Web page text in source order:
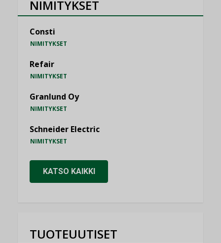
NIMITYKSET
Consti
NIMITYKSET
Refair
NIMITYKSET
Granlund Oy
NIMITYKSET
Schneider Electric
NIMITYKSET
KATSO KAIKKI
TUOTEUUTISET